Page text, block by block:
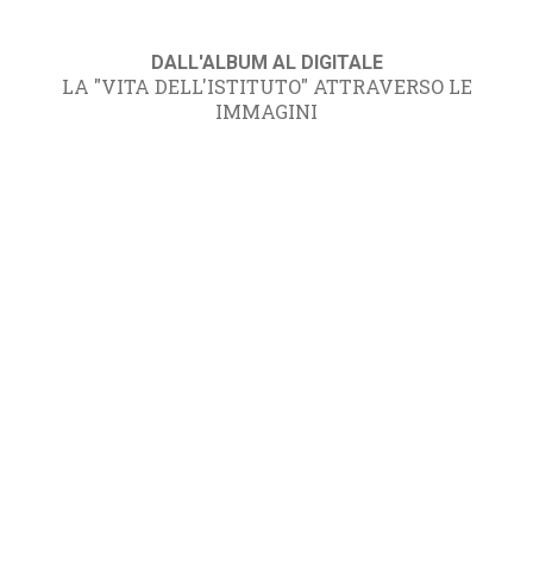
DALL'ALBUM AL DIGITALE
LA "VITA DELL'ISTITUTO" ATTRAVERSO LE
IMMAGINI